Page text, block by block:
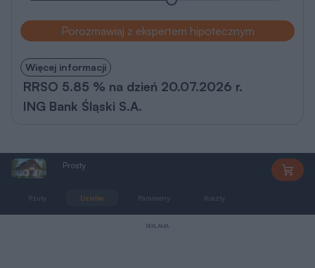
Porozmawiaj z ekspertem hipotecznym
Więcej informacji
RRSO 5.85 % na dzień 20.07.2026 r.
ING Bank Śląski S.A.
Prosty
Rzuty Działka Parametry Koszty
REKLAMA